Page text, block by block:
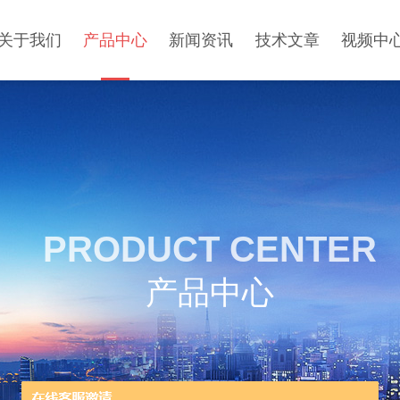
于我们 产品中心 新闻资讯 技术文章 视频中
PRODUCT CENTER
产品中心